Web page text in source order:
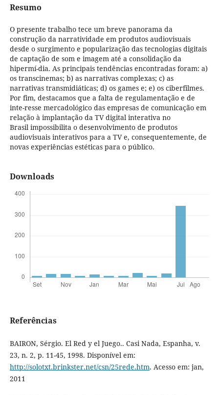
Resumo
O presente trabalho tece um breve panorama da
construção da narratividade em produtos audiovisuais
desde o surgimento e popularização das tecnologias digitais
de captação de som e imagem até a consolidação da
hipermí-dia. As principais tendências encontradas foram: a)
os transcinemas; b) as narrativas complexas; c) as
narrativas transmidiáticas; d) os games e; e) os ciberfilmes.
Por fim, destacamos que a falta de regulamentação e de
inte-resse mercadológico das empresas de comunicação em
relação à implantação da TV digital interativa no
Brasil impossibilita o desenvolvimento de produtos
audiovisuais interativos para a TV e, consequentemente, de
novas experiências estéticas para o público.
Downloads
Referências
BAIRON, Sérgio. El Red y el Juego.. Casi Nada, Espanha, v.
23, n. 2, p. 11-45, 1998. Disponível em:
http://solotxt.brinkster.net/csn/25rede.htm. Acesso em: jan,
2011